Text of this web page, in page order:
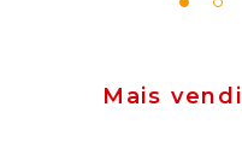
Mais